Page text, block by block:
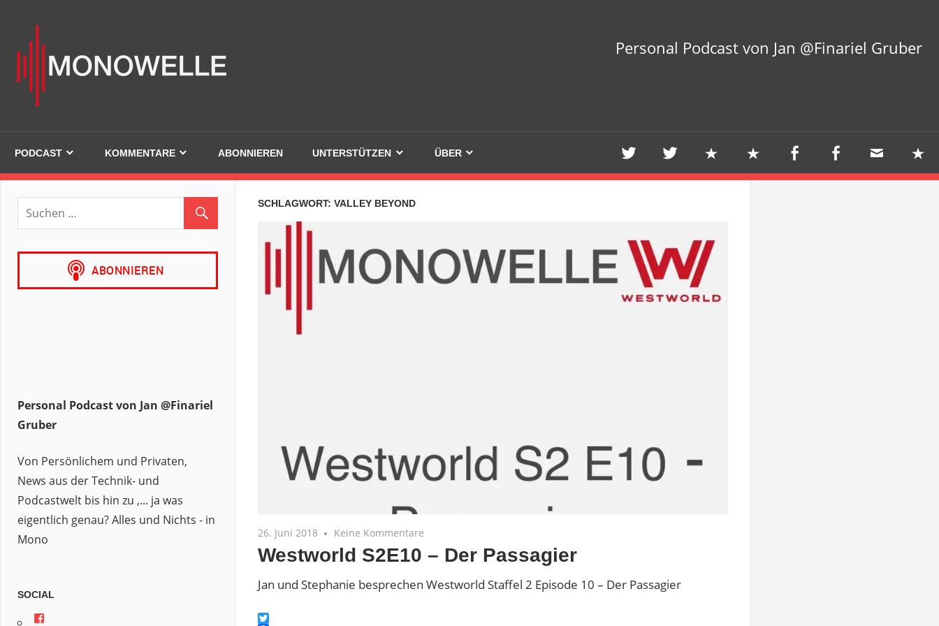
springen
Personal Podcast von Jan @Finariel Gruber
PODCAST KOMMENTARE ABONNIEREN UNTERSTÜTZEN ÜBER
SCHLAGWORT: VALLEY BEYOND
26. Juni 2018 Keine Kommentare
Westworld S2E10 – Der Passagier
Jan und Stephanie besprechen Westworld Staffel 2 Episode 10 – Der Passagier
Personal Podcast von Jan @Finariel
Gruber
Von Persönlichem und Privaten,
News aus der Technik- und
Podcastwelt bis hin zu ,... ja was
eigentlich genau? Alles und Nichts - in
Mono
SOCIAL